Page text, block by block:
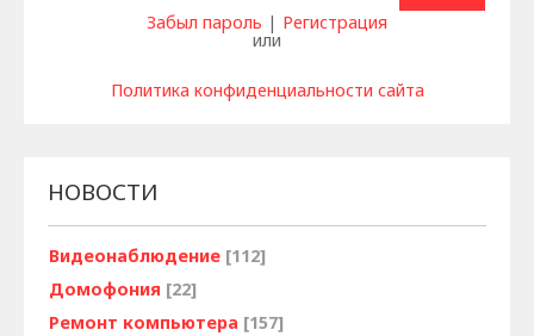
Забыл пароль | Регистрация
или
Политика конфиденциальности сайта
НОВОСТИ
Видеонаблюдение [112]
Домофония [22]
Ремонт компьютера [157]